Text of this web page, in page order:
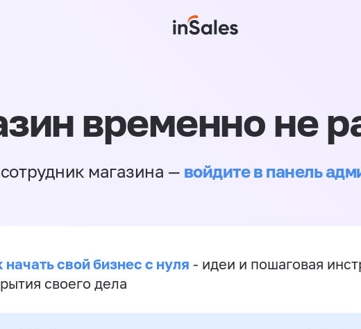
временно не
магазина — войдите в панель
начать свой бизнес с нуля - идеи и пошаговая
своего дела